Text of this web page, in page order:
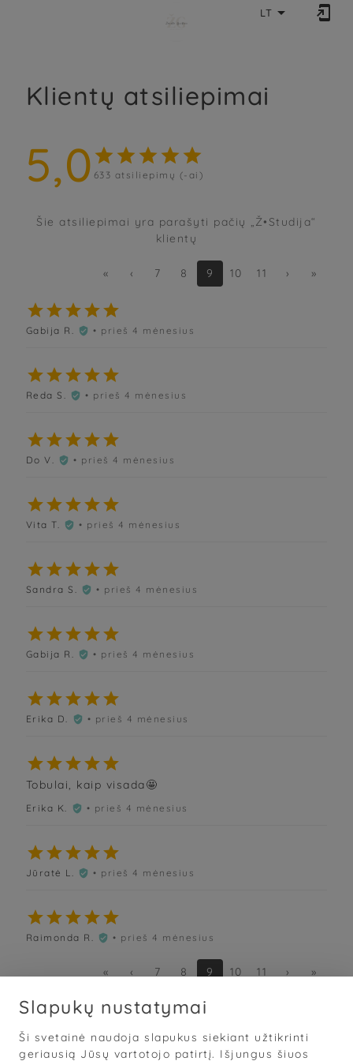
LT  
Klientų atsiliepimai
5,0     
633 atsiliepimų (-ai)
Šie atsiliepimai yra parašyti pačių „Ž•Studija“
klientų
« ‹ 7 8 9 10 11 › »

Gabija R.  • prieš 4 mėnesius

Reda S.  • prieš 4 mėnesius

Do V.  • prieš 4 mėnesius

Vita T.  • prieš 4 mėnesius

Sandra S.  • prieš 4 mėnesius

Gabija R.  • prieš 4 mėnesius

Erika D.  • prieš 4 mėnesius

Tobulai, kaip visada🤩
Erika K.  • prieš 4 mėnesius

Jūratė L.  • prieš 4 mėnesius

Raimonda R.  • prieš 4 mėnesius
« ‹ 7 8 9 10 11 › »
Slapukų nustatymai
Ši svetainė naudoja slapukus siekiant užtikrinti
geriausią Jūsų vartotojo patirtį. Išjungus šiuos
Sąlygos · Privatumas · Slapukai